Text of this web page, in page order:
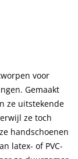
voor
Gemaakt
ze uitstekende
ze toch
handschoenen
latex- of PVC-